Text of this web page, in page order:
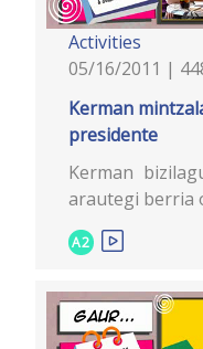
Activities
05/16/2011 |
Kerman
presidente
Kerman
arautegi berria
A2